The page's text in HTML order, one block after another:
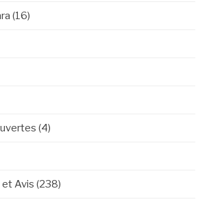
(16)
(4)
et Avis (238)